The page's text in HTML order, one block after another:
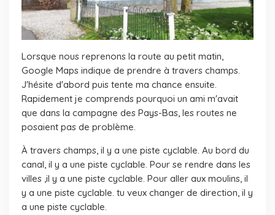
Lorsque nous reprenons la route au petit matin,
Google Maps indique de prendre à travers champs.
J'hésite d'abord puis tente ma chance ensuite.
Rapidement je comprends pourquoi un ami m'avait
que dans la campagne des Pays-Bas, les routes ne
posaient pas de problème.
À travers champs, il y a une piste cyclable. Au bord du
canal, il y a une piste cyclable. Pour se rendre dans les
villes ,il y a une piste cyclable. Pour aller aux moulins, il
y a une piste cyclable. tu veux changer de direction, il y
a une piste cyclable.